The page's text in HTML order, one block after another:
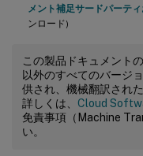
メント補足サードパーテ
ンロード)
この製品ドキュメント
以外のすべてのバージ
供され、機械翻訳され
詳しくは、 Cloud
免責事項（Machine
い。